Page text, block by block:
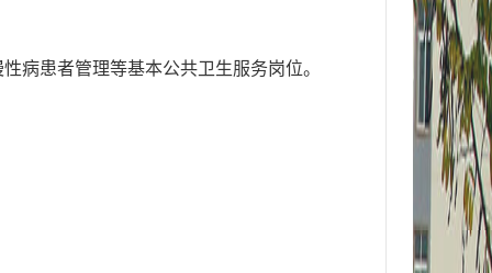
病患者管理等基本公共卫生服务岗位。